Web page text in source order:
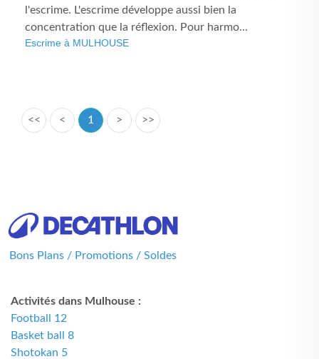
l'escrime. L'escrime développe aussi bien la
concentration que la réflexion. Pour harmo...
Escrime à MULHOUSE
<< < 1 > >>
Bons Plans / Promotions / Soldes
Activités dans Mulhouse :
Football 12
Basket ball 8
Shotokan 5